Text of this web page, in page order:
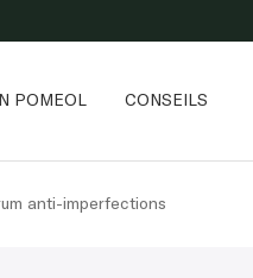
POMEOL CONSEILS
anti-imperfections